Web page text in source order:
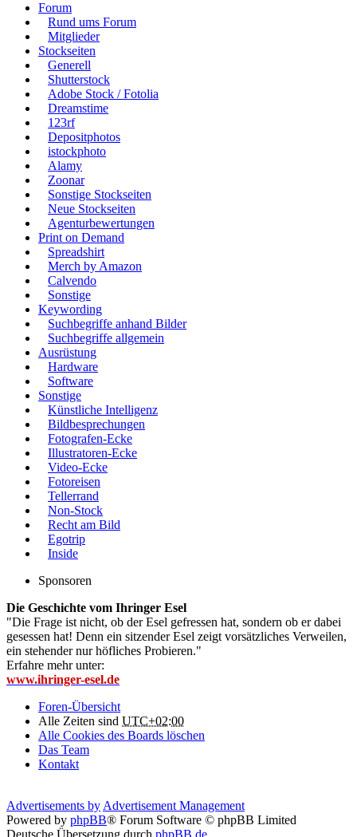
Forum
Rund ums Forum
Mitglieder
Stockseiten
Generell
Shutterstock
Adobe Stock / Fotolia
Dreamstime
123rf
Depositphotos
istockphoto
Alamy
Zoonar
Sonstige Stockseiten
Neue Stockseiten
Agenturbewertungen
Print on Demand
Spreadshirt
Merch by Amazon
Calvendo
Sonstige
Keywording
Suchbegriffe anhand Bilder
Suchbegriffe allgemein
Ausrüstung
Hardware
Software
Sonstige
Künstliche Intelligenz
Bildbesprechungen
Fotografen-Ecke
Illustratoren-Ecke
Video-Ecke
Fotoreisen
Tellerrand
Non-Stock
Recht am Bild
Egotrip
Inside
Sponsoren
Die Geschichte vom Ihringer Esel
"Die Frage ist nicht, ob der Esel gefressen hat, sondern ob er dabei
gesessen hat! Denn ein sitzender Esel zeigt vorsätzliches Verweilen,
ein stehender nur höfliches Probieren."
Erfahre mehr unter:
www.ihringer-esel.de
Foren-Übersicht
Alle Zeiten sind UTC+02:00
Alle Cookies des Boards löschen
Das Team
Kontakt
Advertisements byAdvertisement Management
Powered by phpBB® Forum Software © phpBB Limited